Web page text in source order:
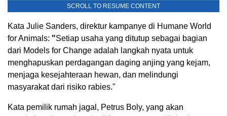
SCROLL TO RESUME CONTENT
Kata Julie Sanders, direktur kampanye di Humane World
for Animals: "Setiap usaha yang ditutup sebagai bagian
dari Models for Change adalah langkah nyata untuk
menghapuskan perdagangan daging anjing yang kejam,
menjaga kesejahteraan hewan, dan melindungi
masyarakat dari risiko rabies."
Kata pemilik rumah jagal, Petrus Boly, yang akan